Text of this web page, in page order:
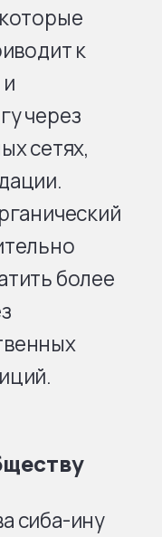
к
через
сетях,
более
сиба-ину